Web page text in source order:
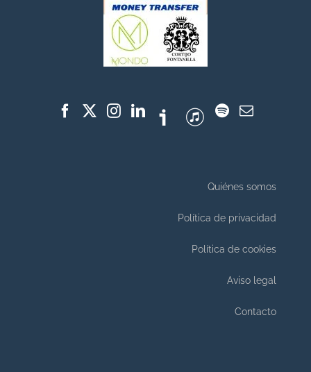
Quiénes somos
Política de privacidad
Política de cookies
Aviso legal
Contacto